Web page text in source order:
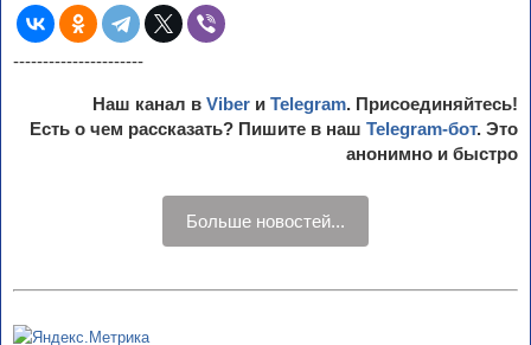
----------------------
Наш канал в Viber и Telegram. Присоединяйтесь!
Есть о чем рассказать? Пишите в наш Telegram-бот. Это
анонимно и быстро
Больше новостей...